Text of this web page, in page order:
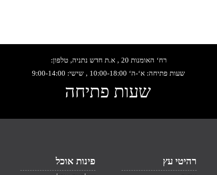
רח‘ האומנות 20 , א.ת חדש נתניה, טלפון:
שעות פתיחה: א‘-ה‘ 10:00-18:00 , שישי: 9:00-14:00
שעות פתיחה
רהיטי עץ פינות אוכל